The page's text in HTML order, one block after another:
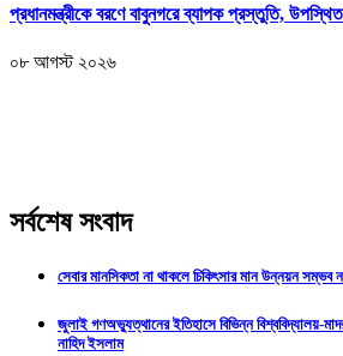
প্রধানমন্ত্রীকে বরণে বাবুনগরে ব্যাপক প্রস্তুতি,
০৮ আগস্ট ২০২৬
সর্বশেষ সংবাদ
সেবার মানসিকতা না থাকলে চিকিৎসার মান উন্নয়ন সম্ভব
জুলাই গণঅভ্যুত্থানের ইতিহাসে বিভিন্ন বিশ্ববিদ্যালয়-
নাহিদ ইসলাম